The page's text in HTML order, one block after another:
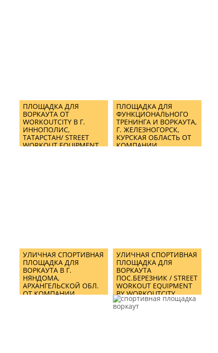
ПЛОЩАДКА ДЛЯ
ВОРКАУТА ОТ
WORKOUTCITY В Г.
ИННОПОЛИС,
ТАТАРСТАН/ STREET
WORKOUT EQUIPMENT
ПЛОЩАДКА ДЛЯ
ФУНКЦИОНАЛЬНОГО
ТРЕНИНГА И ВОРКАУТА,
Г. ЖЕЛЕЗНОГОРСК,
КУРСКАЯ ОБЛАСТЬ ОТ
КОМПАНИИ
УЛИЧНАЯ СПОРТИВНАЯ
ПЛОЩАДКА ДЛЯ
ВОРКАУТА В Г.
НЯНДОМА,
АРХАНГЕЛЬСКОЙ ОБЛ.
ОТ КОМПАНИИ
УЛИЧНАЯ СПОРТИВНАЯ
ПЛОЩАДКА ДЛЯ
ВОРКАУТА
ПОС.БЕРЕЗНИК / STREET
WORKOUT EQUIPMENT
BY WORKOUTCITY